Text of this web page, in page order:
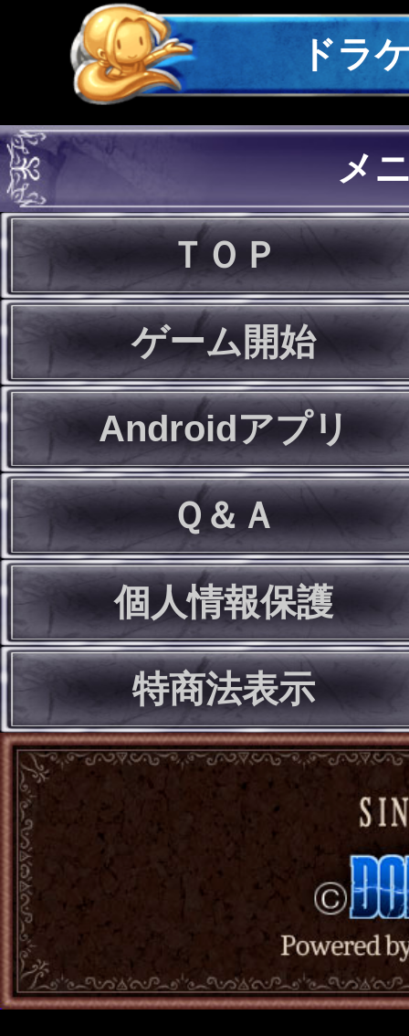
ドラ
メ
ＴＯＰ
ゲーム開始
Androidアプリ
Ｑ＆Ａ
個人情報保護
特商法表示